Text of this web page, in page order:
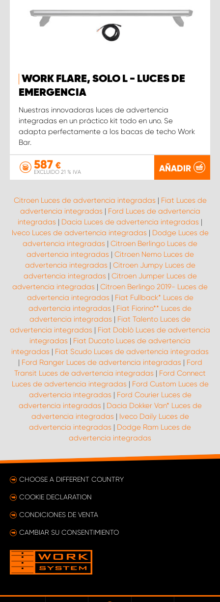
WORK FLARE, SOLO L - LUCES DE
EMERGENCIA
Nuestras innovadoras luces de advertencia
integradas en un práctico kit todo en uno. Se
adapta perfectamente a los bacas de techo Work
Bar.
587 €
EXCLUIDO 21 % IVA AÑADIR
Citroen Luces de advertencia integradas | Fiat Luces de
advertencia integradas | Ford Luces de advertencia
integradas | Dacia Luces de advertencia integradas |
Iveco Luces de advertencia integradas | Dodge Luces de
advertencia integradas | Citroen Berlingo Luces de
advertencia integradas | Citroen Nemo Luces de
advertencia integradas | Citroen Jumpy Luces de
advertencia integradas | Citroen Jumper Luces de
advertencia integradas | Citroen Berlingo 2019- Luces de
advertencia integradas | Fiat Fullback* Luces de
advertencia integradas | Fiat Fiorino** Luces de
advertencia integradas | Fiat Talento Luces de
advertencia integradas | Fiat Doblò Luces de advertencia
integradas | Fiat Ducato Luces de advertencia
integradas | Fiat Scudo Luces de advertencia integradas
| Ford Ranger Luces de advertencia integradas | Ford
Transit Luces de advertencia integradas | Ford Connect
Luces de advertencia integradas | Ford Custom Luces de
advertencia integradas | Ford Courier Luces de
advertencia integradas | Dacia Dokker Van* Luces de
advertencia integradas | Iveco Daily Luces de
advertencia integradas | Dodge Ram Luces de
advertencia integradas
CHOOSE A DIFFERENT COUNTRY
COOKIE DECLARATION
CONDICIONES DE VENTA
CAMBIAR SU CONSENTIMIENTO